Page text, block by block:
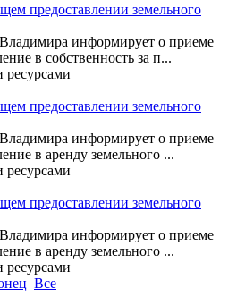
предоставлении земельного
информирует о приеме
в собственность за п...
ресурсами
предоставлении земельного
информирует о приеме
в аренду земельного ...
ресурсами
предоставлении земельного
информирует о приеме
в аренду земельного ...
ресурсами
Все